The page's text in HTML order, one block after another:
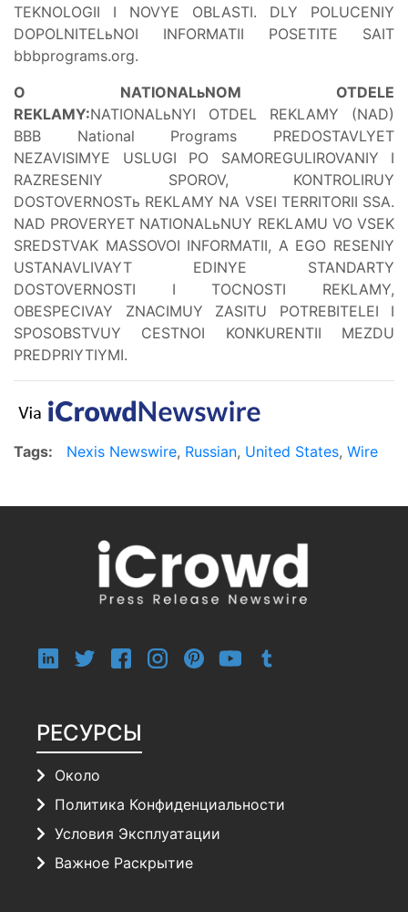
TEKNOLOGII I NOVYE OBLASTI. DLY POLUCENIY
DOPOLNITELьNOI INFORMATII POSETITE SAIT
bbbprograms.org.
O NATIONALьNOM OTDELE
REKLAMY:NATIONALьNYI OTDEL REKLAMY (NAD)
BBB National Programs PREDOSTAVLYET
NEZAVISIMYE USLUGI PO SAMOREGULIROVANIY I
RAZRESENIY SPOROV, KONTROLIRUY
DOSTOVERNOSTь REKLAMY NA VSEI TERRITORII SSA.
NAD PROVERYET NATIONALьNUY REKLAMU VO VSEK
SREDSTVAK MASSOVOI INFORMATII, A EGO RESENIY
USTANAVLIVAYT EDINYE STANDARTY
DOSTOVERNOSTI I TOCNOSTI REKLAMY,
OBESPECIVAY ZNACIMUY ZASITU POTREBITELEI I
SPOSOBSTVUY CESTNOI KONKURENTII MEZDU
PREDPRIYTIYMI.
Tags: Nexis Newswire, Russian, United States, Wire
РЕСУРСЫ
Около
Политика Конфиденциальности
Условия Эксплуатации
Важное Раскрытие